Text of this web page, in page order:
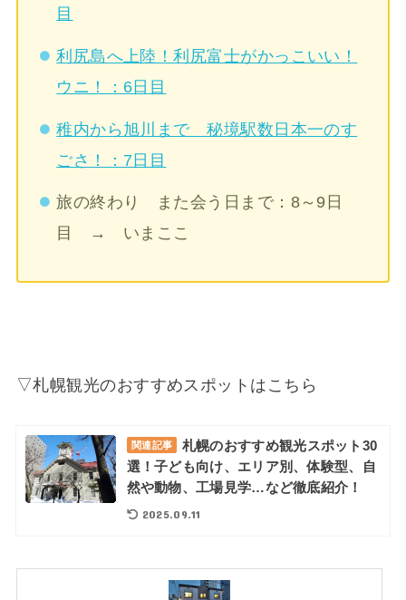
目
利尻島へ上陸！利尻富士がかっこいい！
ウニ！：6日目
稚内から旭川まで 秘境駅数日本一のす
ごさ！：7日目
旅の終わり また会う日まで：8～9日
目 → いまここ
▽札幌観光のおすすめスポットはこちら
関連記事
札幌のおすすめ観光スポット30
選！子ども向け、エリア別、体験型、自
然や動物、工場見学…など徹底紹介！
2025.09.11